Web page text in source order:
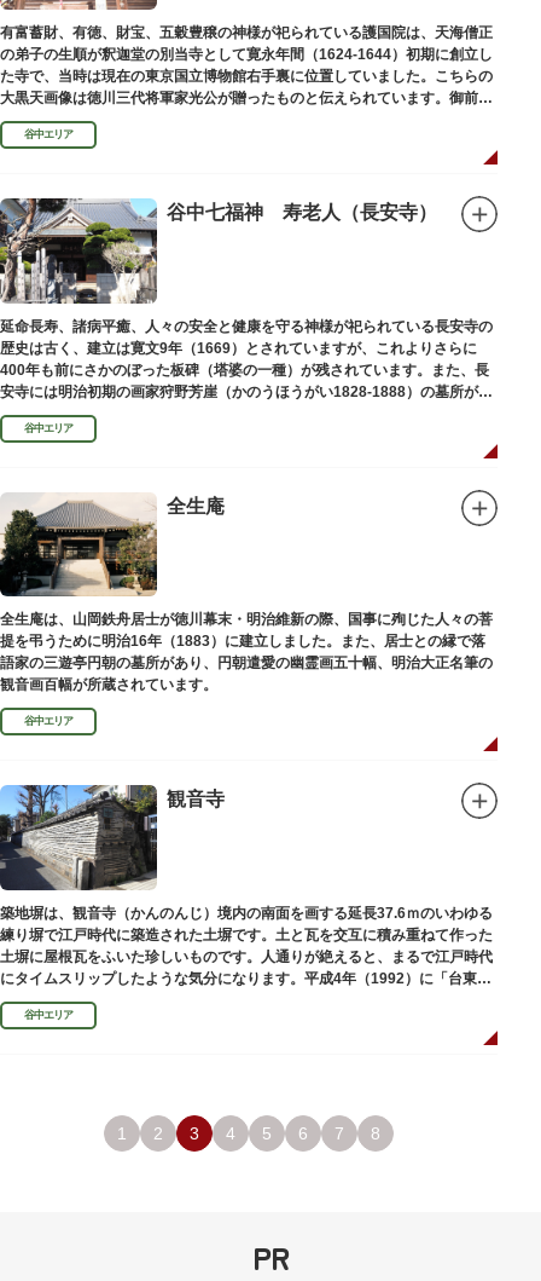
有富蓄財、有徳、財宝、五穀豊穣の神様が祀られている護国院は、天海僧正
の弟子の生順が釈迦堂の別当寺として寛永年間（1624-1644）初期に創立し
た寺で、当時は現在の東京国立博物館右手裏に位置していました。こちらの
大黒天画像は徳川三代将軍家光公が贈ったものと伝えられています。御前立
の大黒天木像は台東区文化財に指定されています。
谷中エリア
谷中七福神 寿老人（長安寺）
延命長寿、諸病平癒、人々の安全と健康を守る神様が祀られている長安寺の
歴史は古く、建立は寛文9年（1669）とされていますが、これよりさらに
400年も前にさかのぼった板碑（塔婆の一種）が残されています。また、長
安寺には明治初期の画家狩野芳崖（かのうほうがい1828-1888）の墓所があ
ります。
谷中エリア
全生庵
全生庵は、山岡鉄舟居士が徳川幕末・明治維新の際、国事に殉じた人々の菩
提を弔うために明治16年（1883）に建立しました。また、居士との縁で落
語家の三遊亭円朝の墓所があり、円朝遣愛の幽霊画五十幅、明治大正名筆の
観音画百幅が所蔵されています。
谷中エリア
観音寺
築地塀は、観音寺（かんのんじ）境内の南面を画する延長37.6ｍのいわゆる
練り塀で江戸時代に築造された土塀です。土と瓦を交互に積み重ねて作った
土塀に屋根瓦をふいた珍しいものです。人通りが絶えると、まるで江戸時代
にタイムスリップしたような気分になります。平成4年（1992）に「台東区
まちかど賞」を受賞しました。
谷中エリア
1 2 3 4 5 6 7 8
PR